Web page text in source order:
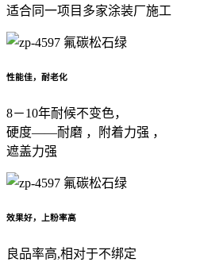
适合同一项目多家涂装厂施工
性能佳，耐老化
8－10年耐候不变色，
硬度——耐磨 ，附着力强 ，
遮盖力强
效果好，上粉率高
良品率高,相对于不绑定